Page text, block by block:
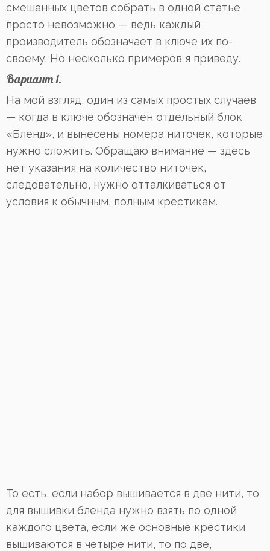
смешанных цветов собрать в одной статье
просто невозможно — ведь каждый
производитель обозначает в ключе их по-
своему. Но несколько примеров я приведу.
Вариант 1.
На мой взгляд, один из самых простых случаев
— когда в ключе обозначен отдельный блок
«Бленд», и вынесены номера ниточек, которые
нужно сложить. Обращаю внимание — здесь
нет указания на количество ниточек,
следовательно, нужно отталкиваться от
условия к обычным, полным крестикам.
То есть, если набор вышивается в две нити, то
для вышивки бленда нужно взять по одной
каждого цвета, если же основные крестики
вышиваются в четыре нити, то по две,